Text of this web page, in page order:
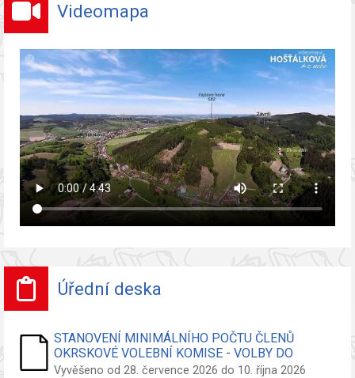
Videomapa
Úřední deska
STANOVENÍ MINIMÁLNÍHO POČTU ČLENŮ
OKRSKOVÉ VOLEBNÍ KOMISE - VOLBY DO
ZASTUPITELSTVA OBCE
Vyvěšeno od 28. července 2026 do 10. října 2026